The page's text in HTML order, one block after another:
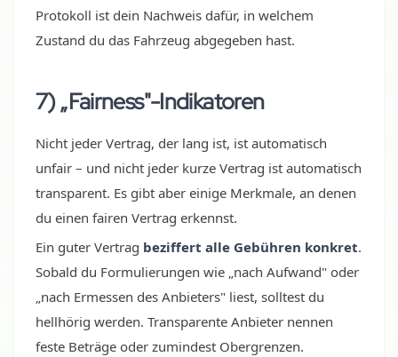
Protokoll ist dein Nachweis dafür, in welchem
Zustand du das Fahrzeug abgegeben hast.
7) „Fairness"-Indikatoren
Nicht jeder Vertrag, der lang ist, ist automatisch
unfair – und nicht jeder kurze Vertrag ist automatisch
transparent. Es gibt aber einige Merkmale, an denen
du einen fairen Vertrag erkennst.
Ein guter Vertrag beziffert alle Gebühren konkret.
Sobald du Formulierungen wie „nach Aufwand" oder
„nach Ermessen des Anbieters" liest, solltest du
hellhörig werden. Transparente Anbieter nennen
feste Beträge oder zumindest Obergrenzen.